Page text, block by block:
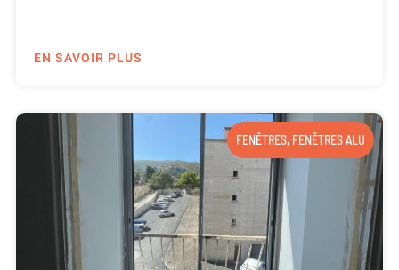
EN SAVOIR PLUS
FENÊTRES, FENÊTRES ALU